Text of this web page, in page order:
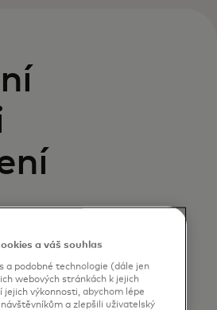
a váš souhlas
a podobné technologie (dále jen
webových stránkách k jejich
jejich výkonnosti, abychom lépe
a zlepšili uživatelský